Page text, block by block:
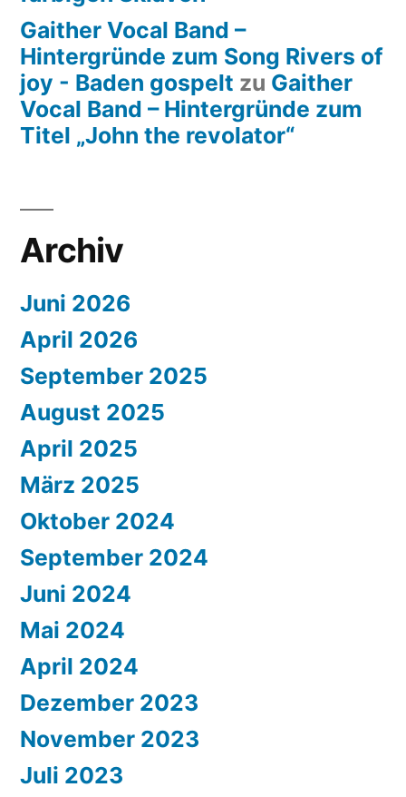
Gaither Vocal Band –
Hintergründe zum Song Rivers of
joy - Baden gospelt zu Gaither
Vocal Band – Hintergründe zum
Titel „John the revolator“
Archiv
Juni 2026
April 2026
September 2025
August 2025
April 2025
März 2025
Oktober 2024
September 2024
Juni 2024
Mai 2024
April 2024
Dezember 2023
November 2023
Juli 2023